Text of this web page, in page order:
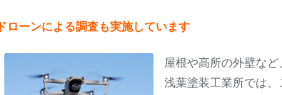
ドローンによる調査も実施しています
屋根や高所の外壁な
浅葉塗装工業所では